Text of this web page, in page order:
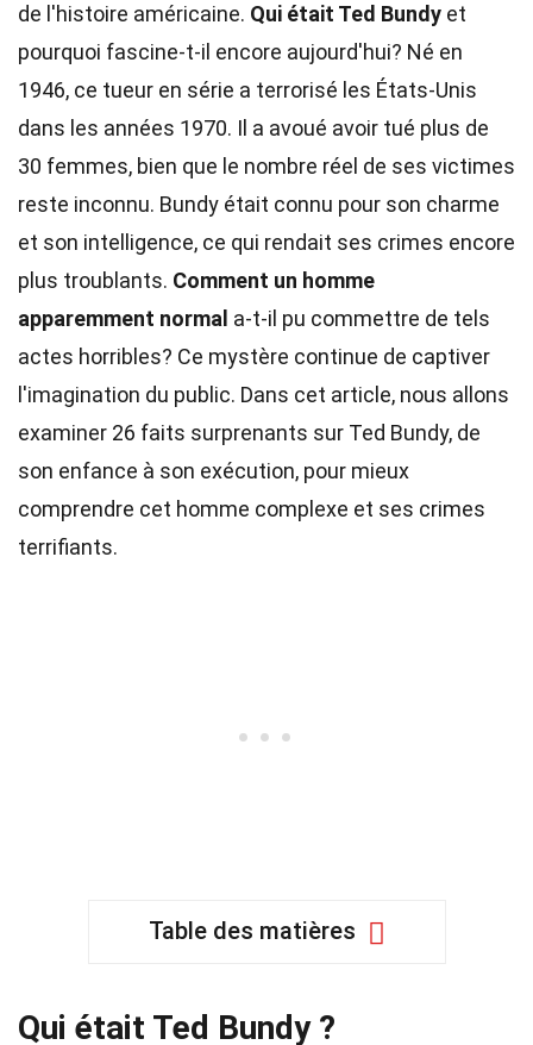
de l'histoire américaine. Qui était Ted Bundy et
pourquoi fascine-t-il encore aujourd'hui? Né en
1946, ce tueur en série a terrorisé les États-Unis
dans les années 1970. Il a avoué avoir tué plus de
30 femmes, bien que le nombre réel de ses victimes
reste inconnu. Bundy était connu pour son charme
et son intelligence, ce qui rendait ses crimes encore
plus troublants. Comment un homme
apparemment normal a-t-il pu commettre de tels
actes horribles? Ce mystère continue de captiver
l'imagination du public. Dans cet article, nous allons
examiner 26 faits surprenants sur Ted Bundy, de
son enfance à son exécution, pour mieux
comprendre cet homme complexe et ses crimes
terrifiants.
Table des matières
Qui était Ted Bundy ?